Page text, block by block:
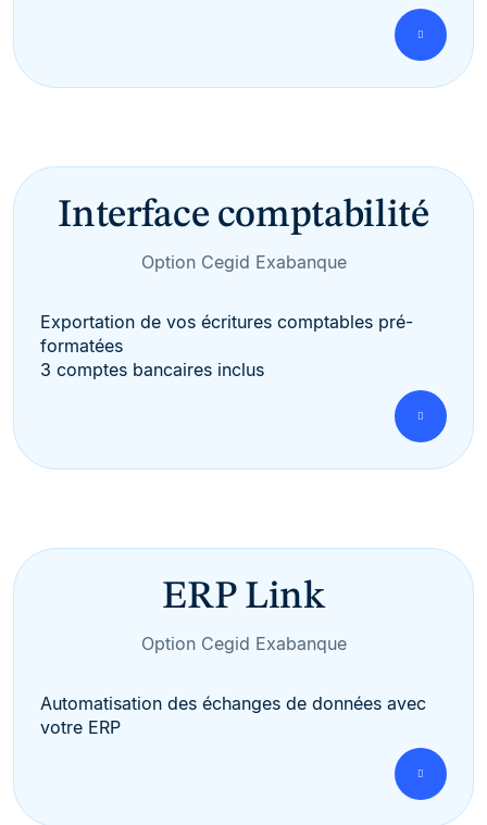
Interface comptabilité
Option Cegid Exabanque
Exportation de vos écritures comptables pré-
formatées
3 comptes bancaires inclus
ERP Link
Option Cegid Exabanque
Automatisation des échanges de données avec
votre ERP